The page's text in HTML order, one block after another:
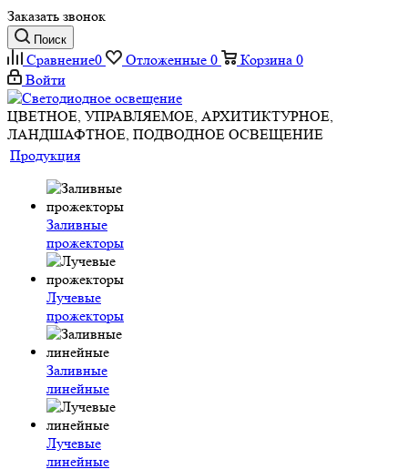
Заказать звонок
Поиск
Сравнение0 Отложенные 0 Корзина 0
Войти
ЦВЕТНОЕ, УПРАВЛЯЕМОЕ, АРХИТИКТУРНОЕ,
ЛАНДШАФТНОЕ, ПОДВОДНОЕ ОСВЕЩЕНИЕ
Продукция
Заливные
прожекторы
Лучевые
прожекторы
Заливные
линейные
Лучевые
линейные